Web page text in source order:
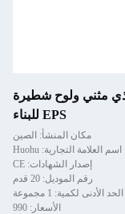
مثني ولوح شطيرة
EPS للبناء
مكان المنشأ: الصين
اسم العلامة التجارية: Huohu
إصدار الشهادات: CE
رقم الموديل: 20 قدم
الحد الأدنى لكمية: 1 مجموعة
الأسعار: 990